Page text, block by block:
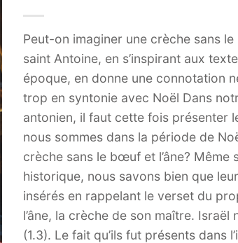
Peut-on imaginer une crèche sans
saint Antoine, en s’inspirant aux
époque, en donne une connotation
trop en syntonie avec Noël Dans
antonien, il faut cette fois présenter
nous sommes dans la période de
crèche sans le bœuf et l’âne?
historique, nous savons bien que
insérés en rappelant le verset du
l’âne, la crèche de son maître.
(1.3). Le fait qu’ils fut présents dans